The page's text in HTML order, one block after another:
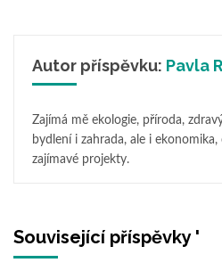
Autor příspěvku: Pavla
Zajímá mě ekologie, příroda,
bydlení i zahrada, ale i
zajímavé projekty.
Související příspěvky '